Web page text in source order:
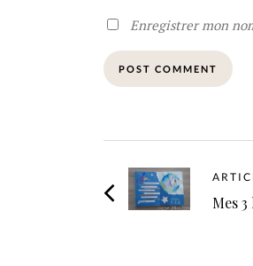
Enregistrer mon
Mes